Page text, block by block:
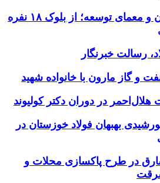
نمایندگان خوزستان و معمای توسعه؛ از بلوک ۱۸ نفره
رسالت خبرنگار
و گاز مارون با خانواده شهید
هلال‌احمر در دوران دکتر کولیوند
بهبهان فولاد خوزستان در
۸ نفر سارق در طرح پاکسازی محلات و